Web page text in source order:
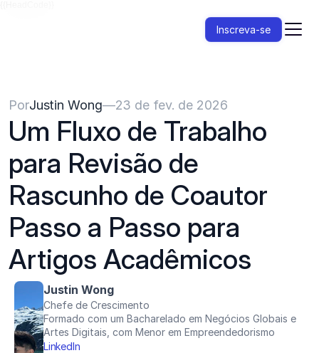
Inscreva-se
PorJustin Wong—23 de fev. de 2026
Um Fluxo de Trabalho
para Revisão de
Rascunho de Coautor
Passo a Passo para
Artigos Acadêmicos
Justin Wong
Chefe de Crescimento
Formado com um Bacharelado em Negócios Globais e
Artes Digitais, com Menor em Empreendedorismo
LinkedIn